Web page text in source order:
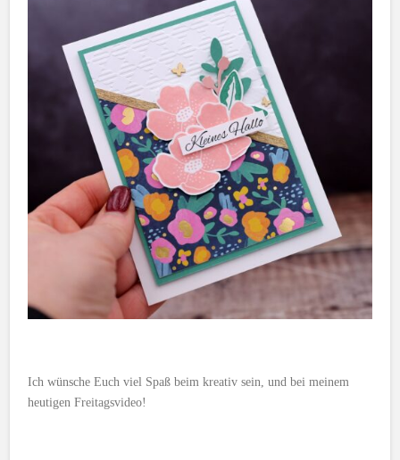
Ich wünsche Euch viel Spaß beim kreativ sein, und bei meinem
heutigen Freitagsvideo!